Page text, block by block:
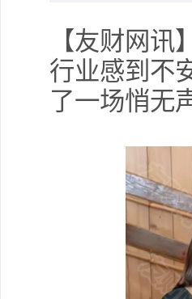
【友财网
行业感到不
了一场悄无